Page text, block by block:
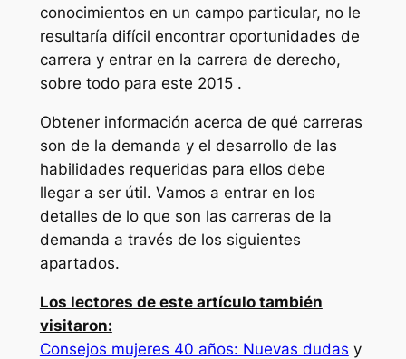
conocimientos en un campo particular, no le
resultaría difícil encontrar oportunidades de
carrera y entrar en la carrera de derecho,
sobre todo para este 2015 .
Obtener información acerca de qué carreras
son de la demanda y el desarrollo de las
habilidades requeridas para ellos debe
llegar a ser útil. Vamos a entrar en los
detalles de lo que son las carreras de la
demanda a través de los siguientes
apartados.
Los lectores de este artículo también
visitaron:
Consejos mujeres 40 años: Nuevas dudas y